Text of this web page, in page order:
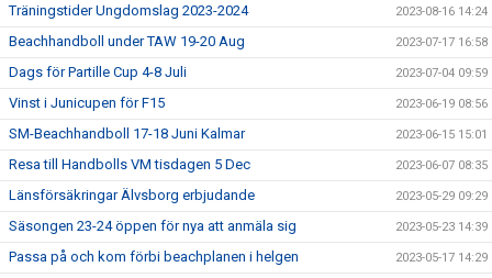
Träningstider Ungdomslag 2023-2024 2023-08-16 14:24
Beachhandboll under TAW 19-20 Aug 2023-07-17 16:58
Dags för Partille Cup 4-8 Juli 2023-07-04 09:59
Vinst i Junicupen för F15 2023-06-19 08:56
SM-Beachhandboll 17-18 Juni Kalmar 2023-06-15 15:01
Resa till Handbolls VM tisdagen 5 Dec 2023-06-07 08:35
Länsförsäkringar Älvsborg erbjudande 2023-05-29 09:29
Säsongen 23-24 öppen för nya att anmäla sig 2023-05-23 14:39
Passa på och kom förbi beachplanen i helgen 2023-05-17 14:29